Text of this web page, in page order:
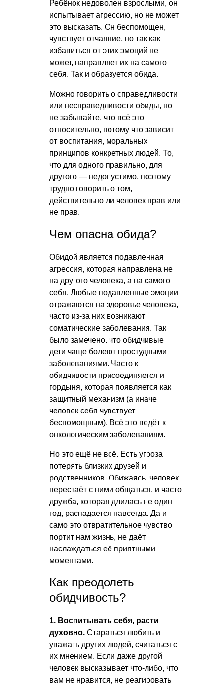
Ребёнок недоволен взрослыми, он
испытывает агрессию, но не может
это высказать. Он беспомощен,
чувствует отчаяние, но так как
избавиться от этих эмоций не
может, направляет их на самого
себя. Так и образуется обида.
Можно говорить о справедливости
или несправедливости обиды, но
не забывайте, что всё это
относительно, потому что зависит
от воспитания, моральных
принципов конкретных людей. То,
что для одного правильно, для
другого — недопустимо, поэтому
трудно говорить о том,
действительно ли человек прав или
не прав.
Чем опасна обида?
Обидой является подавленная
агрессия, которая направлена не
на другого человека, а на самого
себя. Любые подавленные эмоции
отражаются на здоровье человека,
часто из-за них возникают
соматические заболевания. Так
было замечено, что обидчивые
дети чаще болеют простудными
заболеваниями. Часто к
обидчивости присоединяется и
гордыня, которая появляется как
защитный механизм (а иначе
человек себя чувствует
беспомощным). Всё это ведёт к
онкологическим заболеваниям.
Но это ещё не всё. Есть угроза
потерять близких друзей и
родственников. Обижаясь, человек
перестаёт с ними общаться, и часто
дружба, которая длилась не один
год, распадается навсегда. Да и
само это отвратительное чувство
портит нам жизнь, не даёт
наслаждаться её приятными
моментами.
Как преодолеть
обидчивость?
1. Воспитывать себя, расти
духовно. Стараться любить и
уважать других людей, считаться с
их мнением. Если даже другой
человек высказывает что-либо, что
вам не нравится, не реагировать